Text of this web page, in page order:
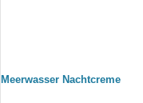
Meerwasser Nachtcreme